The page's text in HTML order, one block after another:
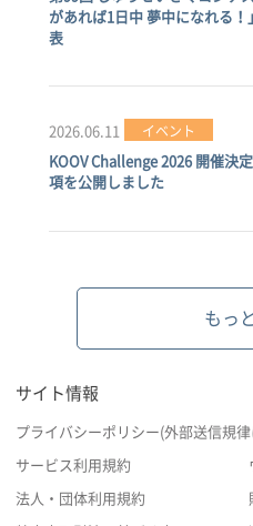
があれば1日中 夢中になれる！
表
2026.06.11 イベント
KOOV Challenge 2026 開催決
項を公開しました
もっ
サイト情報
プライバシーポリシー(外部送信規律
サービス利用規約
法人・団体利用規約